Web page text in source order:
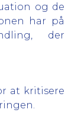
og de
har på
der
at kritisere